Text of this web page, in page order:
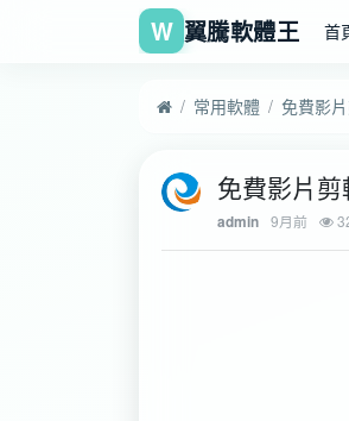
W 翼騰軟體王 首
常用軟體 免費影
免費影片
admin 9月前